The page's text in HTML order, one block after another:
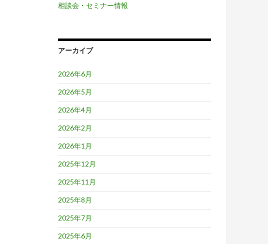
相談会・セミナー情報
アーカイブ
2026年6月
2026年5月
2026年4月
2026年2月
2026年1月
2025年12月
2025年11月
2025年8月
2025年7月
2025年6月